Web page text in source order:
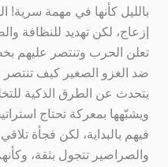
بالليل كأنها في مهمة
إزعاج، لكن تهديد للنظافة
تعلن الحرب وتنتصر عليهم
ضد الغزو الصغير كيف
يتحدث عن الطرق الذكية
ويشبّهها بمعركة تحتاج
فيهم بالبداية، لكن فجأة
والصراصير تتجول بثقة،